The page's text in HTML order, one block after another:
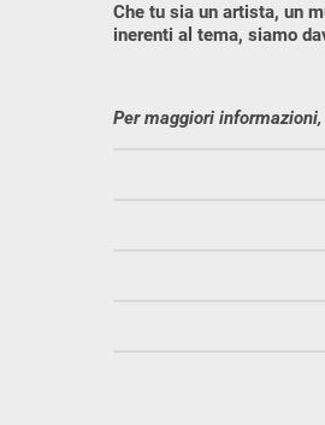
Che tu sia un artista, un
inerenti al tema, siamo
Per maggiori